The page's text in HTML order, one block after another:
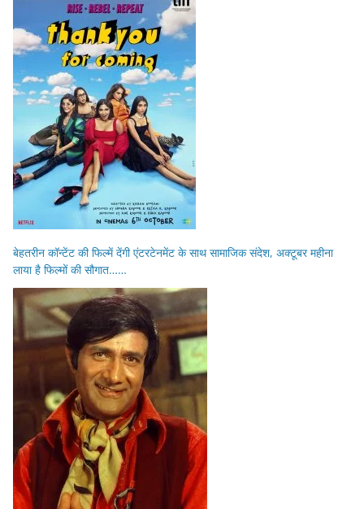
बेहतरीन कॉन्टेंट की फिल्में देंगी एंटरटेनमेंट के साथ सामाजिक संदेश, अक्टूबर महीना
लाया है फिल्मों की सौगात……